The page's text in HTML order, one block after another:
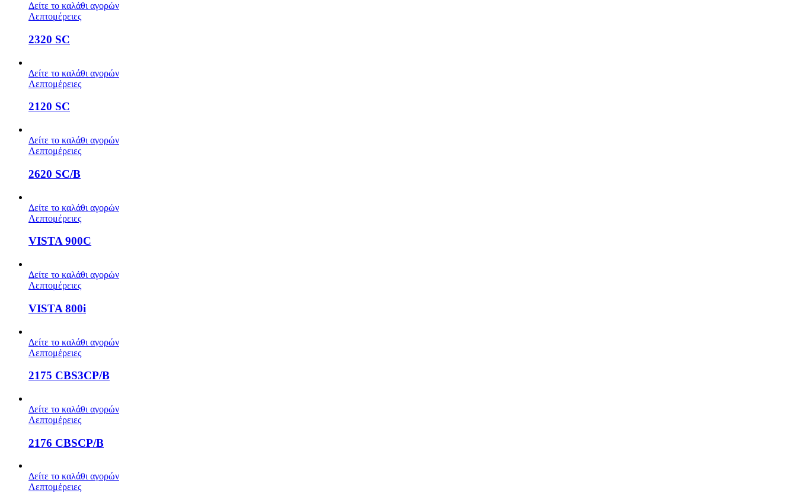
Δείτε το καλάθι αγορών
Λεπτομέρειες
2320 SC
Δείτε το καλάθι αγορών
Λεπτομέρειες
2120 SC
Δείτε το καλάθι αγορών
Λεπτομέρειες
2620 SC/B
Δείτε το καλάθι αγορών
Λεπτομέρειες
VISTA 900C
Δείτε το καλάθι αγορών
Λεπτομέρειες
VISTA 800i
Δείτε το καλάθι αγορών
Λεπτομέρειες
2175 CBS3CP/B
Δείτε το καλάθι αγορών
Λεπτομέρειες
2176 CBSCP/B
Δείτε το καλάθι αγορών
Λεπτομέρειες